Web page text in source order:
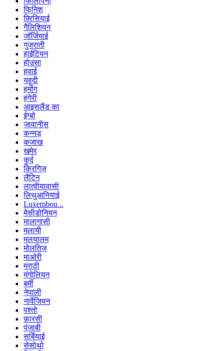
फिनिश
फ़्रिसियाई
गैलिशियन्
जॉर्जियाई
गुजराती
हाईटियन
होउसा
हवाई
यहूदी
हमोंग
हंगेरी
आइसलैंड का
ईग्बो
जावानीस
कन्नड़
कजाख
खमेर
कुर्द
किरगिज़
लैटिन
लात्वीयावासी
लिथुआनियाई
Luxembou ..
मेसीडोनियन
मालागासी
मलायी
मलयालम
मोलतिज़
माओरी
मराठी
मंगोलियन
बर्मी
नेपाली
नार्वेजियन
पश्तो
फ़ारसी
पंजाबी
सर्बियाई
सेसोथो